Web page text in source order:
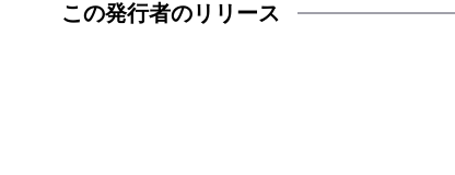
この発行者のリリース